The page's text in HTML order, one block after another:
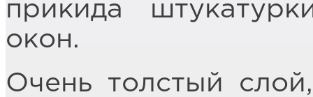
прикида
окон.
Очень толстый